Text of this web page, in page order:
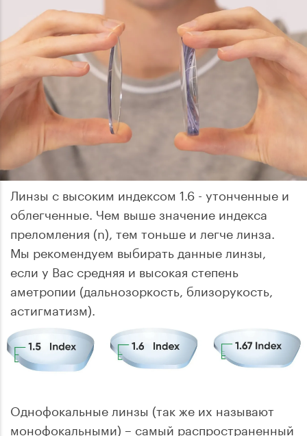
Линзы с высоким индексом 1.6 - утонченные и
облегченные. Чем выше значение индекса
преломления (n), тем тоньше и легче линза.
Мы рекомендуем выбирать данные линзы,
если у Вас средняя и высокая степень
аметропии (дальнозоркость, близорукость,
астигматизм).
Однофокальные линзы (так же их называют
монофокальными) – самый распространенный